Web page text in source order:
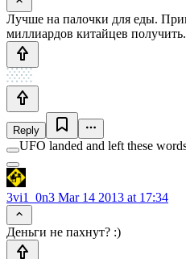
Лучше на палочки для еды.
миллиардов китайцев получить.
Reply
UFO landed and left these
3vi1_0n3 Mar 14 2013 at 17:34
Деньги не пахнут? :)